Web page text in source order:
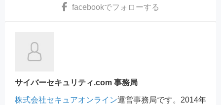
facebookでフォローする
サイバーセキュリティ.com 事務局
株式会社セキュアオンライン運営事務局です。2014年